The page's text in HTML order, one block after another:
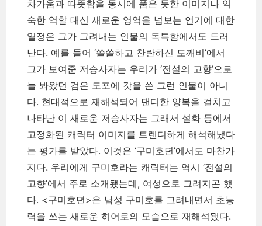
차가움과 따뜻함을 동시에 품은 듯한 이미지나 익
숙한 역할 대신 새로운 영역을 넘보는 연기에 대한
열정은 그가 그려내는 인물의 독특함에서도 드러
난다. 예를 들어 ‘쓸쓸하고 찬란하신 도깨비’에서
그가 보여준 저승사자는 우리가 ‘전설의 고향’으로
늘 봐왔던 검은 도포에 갓을 쓴 그런 인물이 아니
다. 현대적으로 재해석되어 댄디한 양복을 걸치고
나타난 이 새로운 저승사자는 그래서 설화 등에서
고정화된 캐릭터 이미지를 트렌디하게 해석해냈다
는 평가를 받았다. 이것은 ‘구미호뎐’에서도 마찬가
지다. 우리에게 구미호라는 캐릭터는 역시 ‘전설의
고향’에서 주로 소개됐는데, 여성으로 그려지곤 했
다. <구미호뎐>은 남성 구미호를 그려내면서 초능
력을 쓰는 새로운 히어로의 모습으로 재해석됐다.